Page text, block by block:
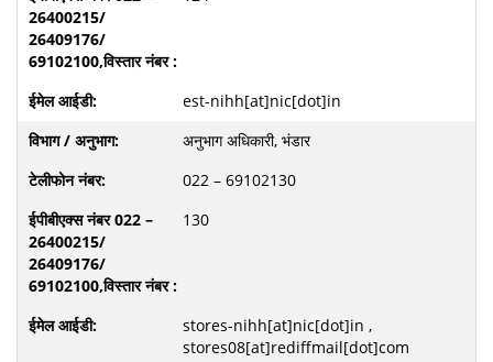
est-nihh[at]nic[dot]in
अनुभाग अधिकारी, भंडार
022 – 69102130
130
stores-nihh[at]nic[dot]in ,
stores08[at]rediffmail[dot]com